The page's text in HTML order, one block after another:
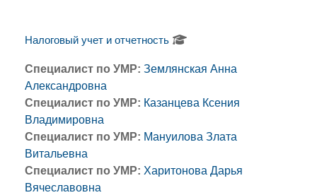
Налоговый учет и отчетность
Специалист по УМР: Землянская Анна
Александровна
Специалист по УМР: Казанцева Ксения
Владимировна
Специалист по УМР: Мануилова Злата
Витальевна
Специалист по УМР: Харитонова Дарья
Вячеславовна